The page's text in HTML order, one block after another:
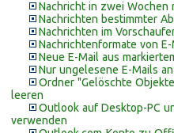
Nachricht in zwei Wochen
Nachrichten bestimmter
Nachrichten im
Nachrichtenformate von E-
Neue E-Mail aus
Nur ungelesene E-Mails
Ordner "Gelöschte
leeren
Outlook auf Desktop-PC
verwenden